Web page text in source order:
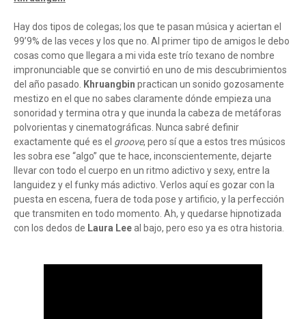
Hay dos tipos de colegas; los que te pasan música y aciertan el
99’9% de las veces y los que no. Al primer tipo de amigos le debo
cosas como que llegara a mi vida este trío texano de nombre
impronunciable que se convirtió en uno de mis descubrimientos
del año pasado. Khruangbin practican un sonido gozosamente
mestizo en el que no sabes claramente dónde empieza una
sonoridad y termina otra y que inunda la cabeza de metáforas
polvorientas y cinematográficas. Nunca sabré definir
exactamente qué es el groove, pero sí que a estos tres músicos
les sobra ese “algo” que te hace, inconscientemente, dejarte
llevar con todo el cuerpo en un ritmo adictivo y sexy, entre la
languidez y el funky más adictivo. Verlos aquí es gozar con la
puesta en escena, fuera de toda pose y artificio, y la perfección
que transmiten en todo momento. Ah, y quedarse hipnotizada
con los dedos de Laura Leeal bajo, pero eso ya es otra historia.